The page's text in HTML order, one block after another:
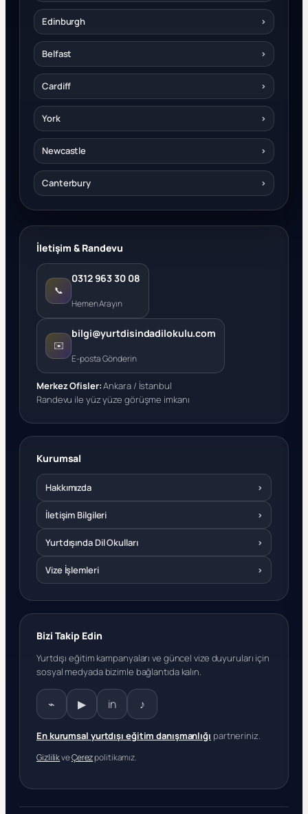
Edinburgh ›
Belfast ›
Cardiff ›
York ›
Newcastle ›
Canterbury ›
İletişim & Randevu
📞
0312 963 30 08
Hemen Arayın
✉️
bilgi@yurtdisindadilokulu.com
E-posta Gönderin
Merkez Ofisler:Ankara / İstanbul
Randevu ile yüz yüze görüşme imkanı
Kurumsal
Hakkımızda ›
İletişim Bilgileri ›
Yurtdışında Dil Okulları ›
Vize İşlemleri ›
Bizi Takip Edin
Yurtdışı eğitim kampanyaları ve güncel vize duyuruları için
sosyal medyada bizimle bağlantıda kalın.
⌁ ▶ in ♪
En kurumsal yurtdışı eğitim danışmanlığı partneriniz.
GizlilikveÇerezpolitikamız.